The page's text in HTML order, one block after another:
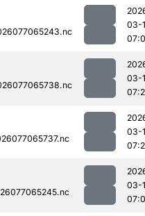
03-
03-
03-
03-